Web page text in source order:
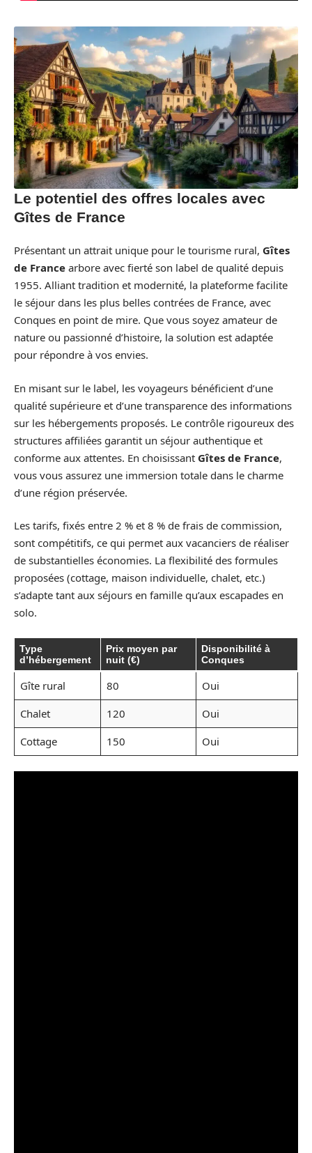
Le potentiel des offres locales avec
Gîtes de France
Présentant un attrait unique pour le tourisme rural, Gîtes
de France arbore avec fierté son label de qualité depuis
1955. Alliant tradition et modernité, la plateforme facilite
le séjour dans les plus belles contrées de France, avec
Conques en point de mire. Que vous soyez amateur de
nature ou passionné d’histoire, la solution est adaptée
pour répondre à vos envies.
En misant sur le label, les voyageurs bénéficient d’une
qualité supérieure et d’une transparence des informations
sur les hébergements proposés. Le contrôle rigoureux des
structures affiliées garantit un séjour authentique et
conforme aux attentes. En choisissant Gîtes de France,
vous vous assurez une immersion totale dans le charme
d’une région préservée.
Les tarifs, fixés entre 2 % et 8 % de frais de commission,
sont compétitifs, ce qui permet aux vacanciers de réaliser
de substantielles économies. La flexibilité des formules
proposées (cottage, maison individuelle, chalet, etc.)
s’adapte tant aux séjours en famille qu’aux escapades en
solo.
Type
d’hébergement
Prix moyen par
nuit (€)
Disponibilité à
Conques
Gîte rural 80
Oui
Chalet
120
Oui
Cottage
150 Oui